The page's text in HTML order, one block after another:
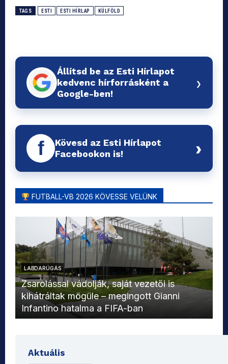
TAGS ESTI ESTI HÍRLAP KÜLFÖLD
Állítsd be az Esti Hírlapot
kedvenc hírforrásként a
Google-ben!
›
f
Kövesd az Esti Hírlapot
Facebookon is!
›
FUTBALL-VB 2026 KÖVESSE VELÜNK
LABDARÚGÁS
Zsarolással vádolják, saját vezetői is
kihátráltak mögüle – megingott Gianni
Infantino hatalma a FIFA-ban
Aktuális